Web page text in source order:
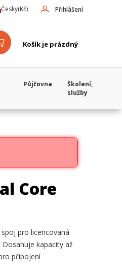
Přihlášení
Česky(Kč)
Košík je prázdný
Půjčovna
Školení,
služby
Core
pro licencovaná
kapacity až
připojení